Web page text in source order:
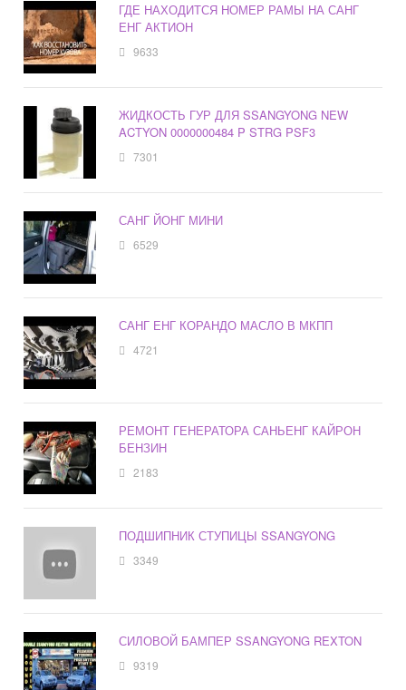
ГДЕ НАХОДИТСЯ НОМЕР РАМЫ НА САНГ
ЕНГ АКТИОН
9633
ЖИДКОСТЬ ГУР ДЛЯ SSANGYONG NEW
ACTYON 0000000484 P STRG PSF3
7301
САНГ ЙОНГ МИНИ
6529
САНГ ЕНГ КОРАНДО МАСЛО В МКПП
4721
РЕМОНТ ГЕНЕРАТОРА САНЬЕНГ КАЙРОН
БЕНЗИН
2183
ПОДШИПНИК СТУПИЦЫ SSANGYONG
3349
СИЛОВОЙ БАМПЕР SSANGYONG REXTON
9319